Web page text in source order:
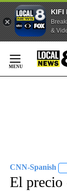
KIFI
&
Content
CNN-Spanish
El precio